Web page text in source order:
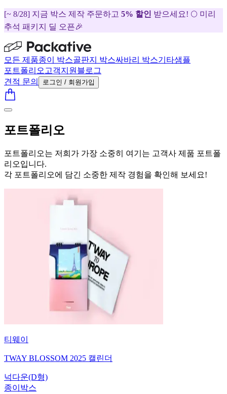
[~ 8/28] 지금 박스 제작 주문하고 5% 할인 받으세요! 🌕 미리
추석 패키지 딜 오픈🎉
모든 제품종이 박스골판지 박스싸바리 박스기타샘플
포트폴리오 고객지원 블로그
견적 문의
로그인 / 회원가입
포트폴리오
포트폴리오는 저희가 가장 소중히 여기는 고객사 제품 포트폴
리오입니다.
각 포트폴리오에 담긴 소중한 제작 경험을 확인해 보세요!
티웨이
TWAY BLOSSOM 2025 캘린더
넉다운(D형)
종이박스